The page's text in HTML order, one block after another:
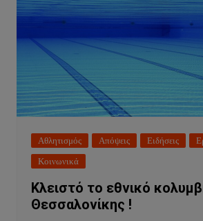
Αθλητισμός Απόψεις Ειδήσεις
Κοινωνικά
Κλειστό το εθνικό
Θεσσαλονίκης !